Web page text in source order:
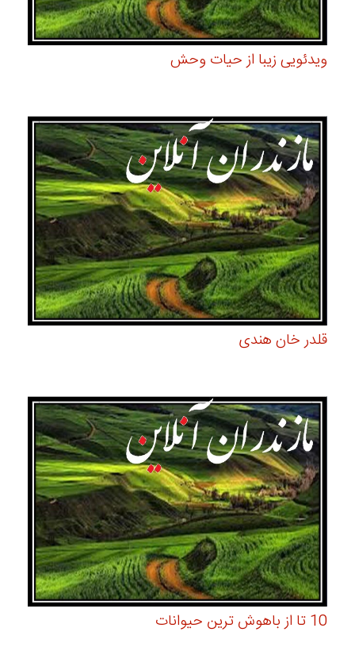
ویدئویی زیبا از حیات وحش
قلدر خان هندی
10 تا از باهوش ترین حیوانات